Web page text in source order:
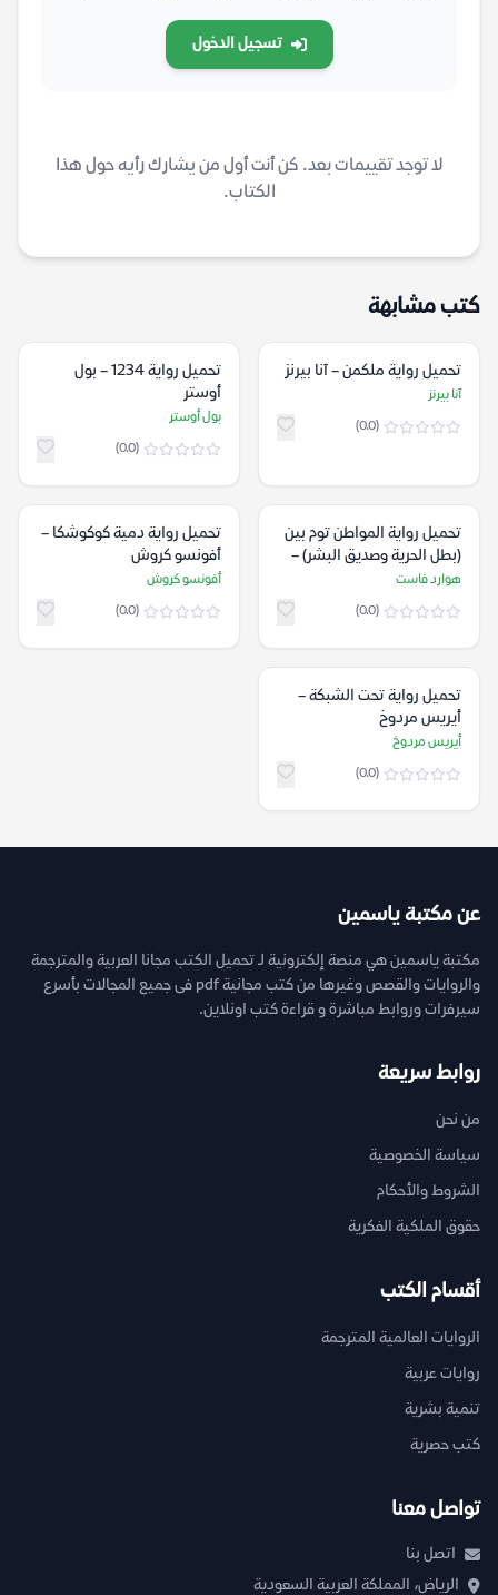
تسجيل الدخول
لا توجد تقييمات بعد. كن أنت أول من يشارك رأيه حول هذا
الكتاب.
كتب مشابهة
تحميل رواية ملكمن – آنا بيرنز
آنا بيرنز
(0.0)
تحميل رواية 1234 – بول
أوستر
بول أوستر
(0.0)
تحميل رواية المواطن توم بين
(بطل الحرية وصديق البشر) –
هوارد فاست
هوارد فاست
(0.0)
تحميل رواية دمية كوكوشكا –
أفونسو كروش
أفونسو كروش
(0.0)
تحميل رواية تحت الشبكة –
أيريس مردوخ
أيريس مردوخ
(0.0)
عن مكتبة ياسمين
مكتبة ياسمين هي منصة إلكترونية لـ تحميل الكتب مجانا العربية والمترجمة
والروايات والقصص وغيرها من كتب مجانية pdf فى جميع المجالات بأسرع
سيرفرات وروابط مباشرة و قراءة كتب اونلاين.
روابط سريعة
من نحن
سياسة الخصوصية
الشروط والأحكام
حقوق الملكية الفكرية
أقسام الكتب
الروايات العالمية المترجمة
روايات عربية
تنمية بشرية
كتب حصرية
تواصل معنا
اتصل بنا
الرياض، المملكة العربية السعودية